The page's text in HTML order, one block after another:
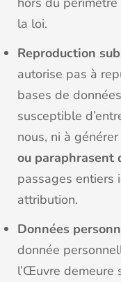
la loi.
Reproduction
autorise pas à
bases de
susceptible
nous, ni à
ou paraphrasent
passages entiers
attribution.
Données
donnée
l’Œuvre demeure